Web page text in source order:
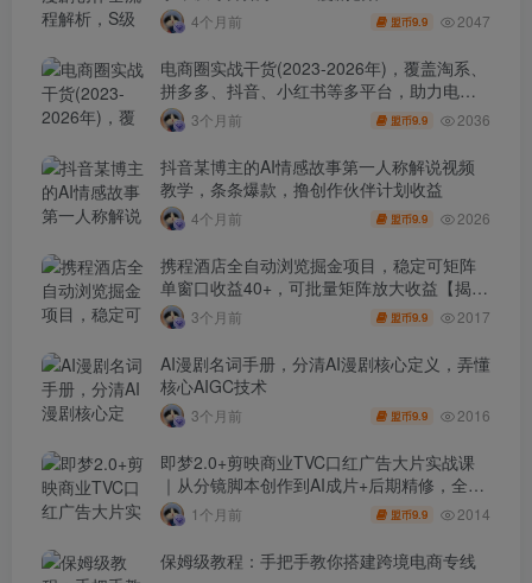
4个月前 盟币9.9 2047
电商圈实战干货(2023-2026年)，覆盖淘系、
拼多多、抖音、小红书等多平台，助力电商
人避开坑、提效率、稳盈利(更新4月)
3个月前 盟币9.9 2036
抖音某博主的AI情感故事第一人称解说视频
教学，条条爆款，撸创作伙伴计划收益
4个月前 盟币9.9 2026
携程酒店全自动浏览掘金项目，稳定可矩阵
单窗口收益40+，可批量矩阵放大收益【揭
秘】3个月前 盟币9.9 2017
AI漫剧名词手册，分清AI漫剧核心定义，弄懂
核心AIGC技术
3个月前 盟币9.9 2016
即梦2.0+剪映商业TVC口红广告大片实战课
｜从分镜脚本创作到AI成片+后期精修，全流
程打造品牌级产品广告
1个月前 盟币9.9 2014
保姆级教程：手把手教你搭建跨境电商专线